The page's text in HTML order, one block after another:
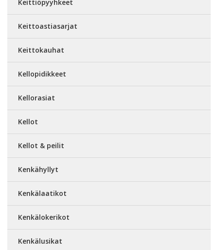
Keittiöpyyhkeet
Keittoastiasarjat
Keittokauhat
Kellopidikkeet
Kellorasiat
Kellot
Kellot & peilit
Kenkähyllyt
Kenkälaatikot
Kenkälokerikot
Kenkälusikat